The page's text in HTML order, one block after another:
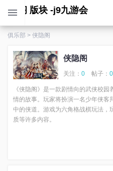
侠隐阁 版块 -j9九游会
俱乐部 > 侠隐阁
侠隐阁
关注： 0 帖子： 0
《侠隐阁》是一款剧情向的武侠校
情的故事。玩家将扮演一名少年侠客
中的侠道。游戏为六角格战棋玩法，
质等许多内容。